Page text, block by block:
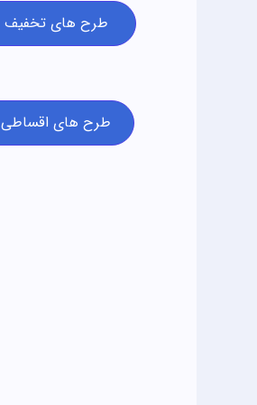
طرح های تخفیف
طرح های اقساطی